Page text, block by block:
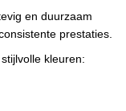
en duurzaam
prestaties.
kleuren: